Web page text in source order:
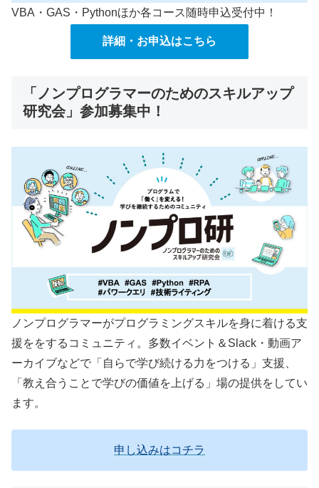
VBA・GAS・Pythonほか各コース随時申込受付中！
詳細・お申込はこちら
「ノンプログラマーのためのスキルアップ
研究会」参加募集中！
ノンプログラマーがプログラミングスキルを身に着ける支
援ををするコミュニティ。多数イベント＆Slack・動画ア
ーカイブなどで「自らで学び続ける力をつける」支援、
「教え合うことで学びの価値を上げる」場の提供をしてい
ます。
申し込みはコチラ